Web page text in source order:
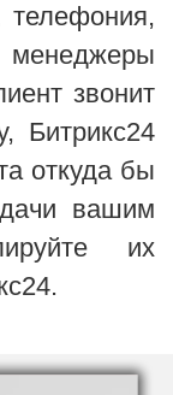
телефония,
звонит
Битрикс24
откуда бы
вашим
их